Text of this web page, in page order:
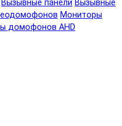
Вызывные панели Вызывные
Мониторы
домофонов AHD